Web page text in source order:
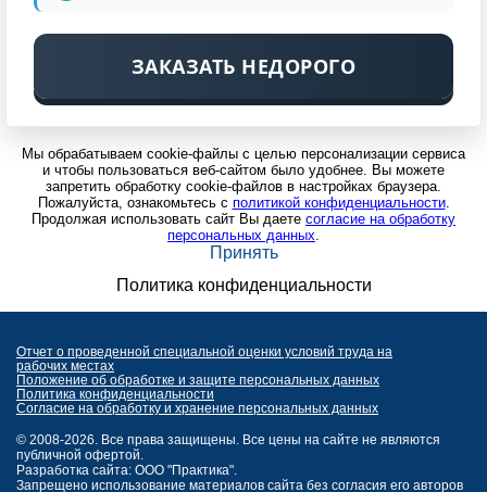
ЗАКАЗАТЬ НЕДОРОГО
Мы обрабатываем cookie-файлы с целью персонализации сервиса
и чтобы пользоваться веб-сайтом было удобнее. Вы можете
запретить обработку cookie-файлов в настройках браузера.
Пожалуйста, ознакомьтесь с политикой конфиденциальности.
Продолжая использовать сайт Вы даете согласие на обработку
персональных данных.
Принять
Политика конфиденциальности
Отчет о проведенной специальной оценки условий труда на
рабочих местах
Положение об обработке и защите персональных данных
Политика конфиденциальности
Согласие на обработку и хранение персональных данных
© 2008-2026. Все права защищены. Все цены на сайте не являются
публичной офертой.
Разработка сайта: ООО "Практика".
Запрещено использование материалов сайта без согласия его авторов